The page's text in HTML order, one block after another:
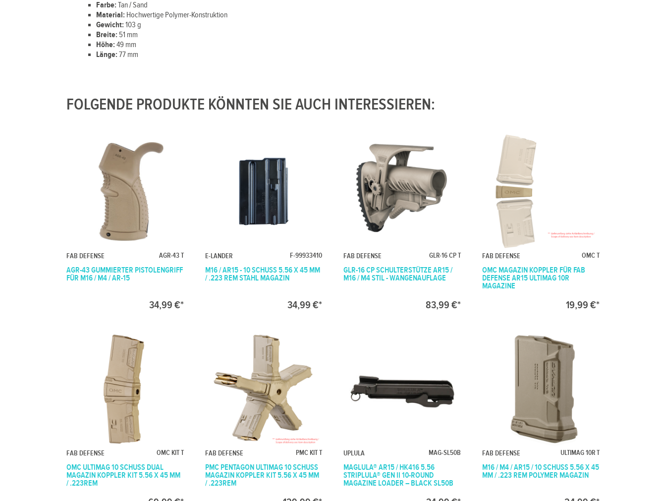
Farbe:Tan / Sand
Material: Hochwertige Polymer-Konstruktion
Gewicht:103 g
Breite: 51 mm
Höhe:49 mm
Länge:77 mm
FOLGENDE PRODUKTE KÖNNTEN SIE AUCH INTERESSIEREN:
FAB DEFENSE AGR-43 T
AGR-43 GUMMIERTER PISTOLENGRIFF
FÜR M16 / M4 / AR-15
34,99 €*
E-LANDER F-99933410
M16 / AR15 - 10 SCHUSS 5.56 X 45 MM
/ .223 REM STAHL MAGAZIN
34,99 €*
FAB DEFENSE GLR-16 CP T
GLR-16 CP SCHULTERSTÜTZE AR15 /
M16 / M4 STIL - WANGENAUFLAGE
83,99 €*
FAB DEFENSE OMC T
OMC MAGAZIN KOPPLER FÜR FAB
DEFENSE AR15 ULTIMAG 10R
MAGAZINE
19,99 €*
FAB DEFENSE OMC KIT T
OMC ULTIMAG 10 SCHUSS DUAL
MAGAZIN KOPPLER KIT 5.56 X 45 MM
/ .223REM
FAB DEFENSE PMC KIT T
PMC PENTAGON ULTIMAG 10 SCHUSS
MAGAZIN KOPPLER KIT 5.56 X 45 MM
/ .223REM
UPLULA MAG-SL50B
MAGLULA® AR15 / HK416 5.56
STRIPLULA® GEN II 10-ROUND
MAGAZINE LOADER – BLACK SL50B
FAB DEFENSE ULTIMAG 10R T
M16 / M4 / AR15 / 10 SCHUSS 5.56 X 45
MM / .223 REM POLYMER MAGAZIN